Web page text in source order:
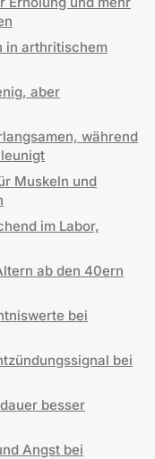
in arthritischem
aber
während
Muskeln und
im Labor,
ab den 40ern
bei
bei
besser
Angst bei